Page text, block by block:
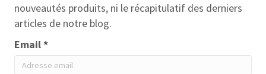
nouveautés produits, ni le récapitulatif des derniers
articles de notre blog.
Email *